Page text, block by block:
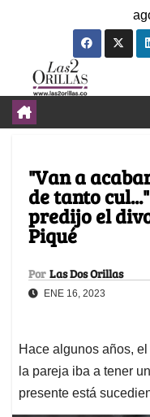
"Van a
de tanto
predijo el
Piqué
Por Las Dos Orillas
ENE 16, 2023
Hace algunos años,
la pareja iba a tener
presente está